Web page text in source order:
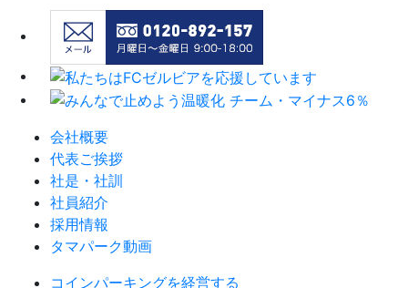
会社概要
代表ご挨拶
社是・社訓
社員紹介
採用情報
タマパーク動画
コインパーキングを経営する